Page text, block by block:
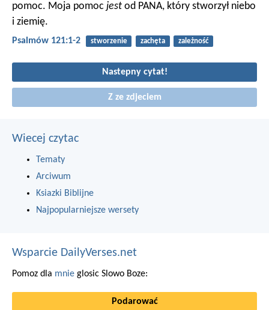
pomoc. Moja pomoc jest od PANA, który stworzył niebo
i ziemię.
Psalmów 121:1-2 stworzenie zachęta zależność
Nastepny cytat!
Z ze zdjeciem
Wiecej czytac
Tematy
Arciwum
Ksiazki Biblijne
Najpopularniejsze wersety
Wsparcie DailyVerses.net
Pomoz dla mnie glosic Slowo Boze:
Podarować